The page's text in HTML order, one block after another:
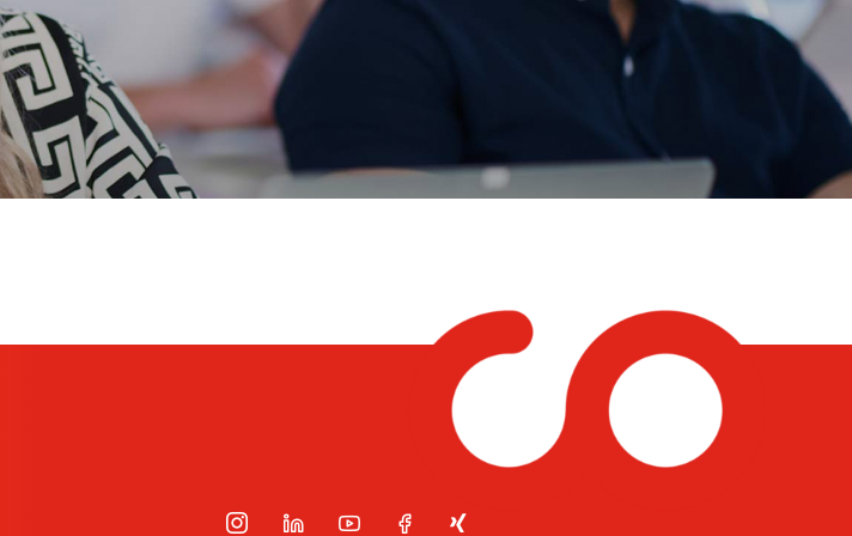
Medien
Stellenangebote
News